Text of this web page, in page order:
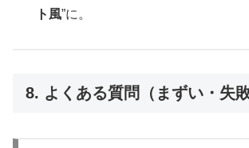
ト風”に。
8. よくある質問（まずい・失敗